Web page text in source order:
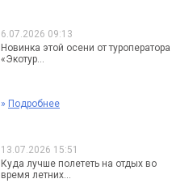
6.07.2026 09:13
Новинка этой осени от туроператора
«Экотур...
» Подробнее
13.07.2026 15:51
Куда лучше полететь на отдых во
время летних...